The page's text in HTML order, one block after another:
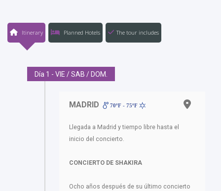
Itinerary Planned Hotels The tour includes
Día 1 - VIE / SAB / DOM.
MADRID 70ºF - 75ºF
Llegada a Madrid y tiempo libre hasta el
inicio del concierto.
CONCIERTO DE SHAKIRA
Ocho años después de su último concierto